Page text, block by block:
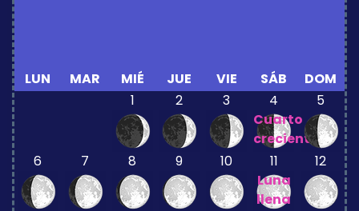
LUN MAR MIÉ JUE VIE SÁB
DOM
1
2 3
4
Cuarto
creciente
5
6 7 8 9 10
11
Luna
llena
12